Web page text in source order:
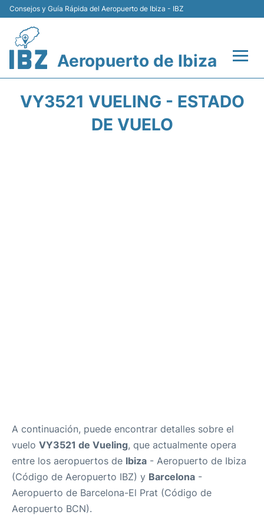
Consejos y Guía Rápida del Aeropuerto de Ibiza - IBZ
Aeropuerto de Ibiza
VY3521 VUELING - ESTADO
DE VUELO
A continuación, puede encontrar detalles sobre el
vuelo VY3521 de Vueling, que actualmente opera
entre los aeropuertos de Ibiza - Aeropuerto de Ibiza
(Código de Aeropuerto IBZ) y Barcelona -
Aeropuerto de Barcelona-El Prat (Código de
Aeropuerto BCN).